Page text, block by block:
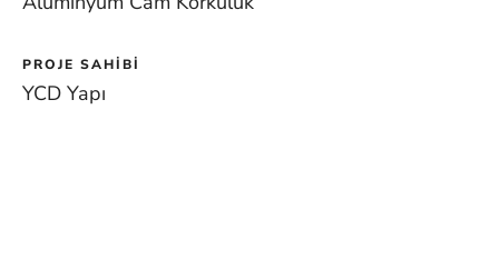
PROJE SAHIBI
YCD Yapı